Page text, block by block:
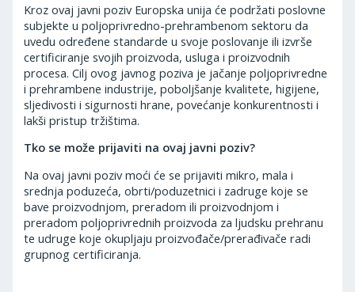
Kroz ovaj javni poziv Europska unija će podržati poslovne
subjekte u poljoprivredno-prehrambenom sektoru da
uvedu određene standarde u svoje poslovanje ili izvrše
certificiranje svojih proizvoda, usluga i proizvodnih
procesa. Cilj ovog javnog poziva je jačanje poljoprivredne
i prehrambene industrije, poboljšanje kvalitete, higijene,
sljedivosti i sigurnosti hrane, povećanje konkurentnosti i
lakši pristup tržištima.
Tko se može prijaviti na ovaj javni poziv?
Na ovaj javni poziv moći će se prijaviti mikro, mala i
srednja poduzeća, obrti/poduzetnici i zadruge koje se
bave proizvodnjom, preradom ili proizvodnjom i
preradom poljoprivrednih proizvoda za ljudsku prehranu
te udruge koje okupljaju proizvođače/prerađivače radi
grupnog certificiranja.